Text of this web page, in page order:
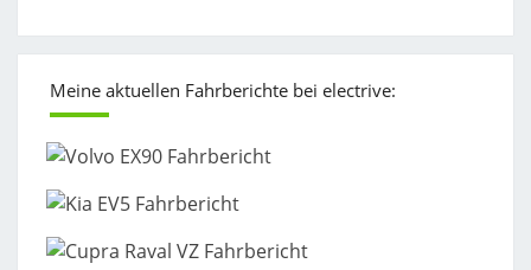
Meine aktuellen Fahrberichte bei electrive: